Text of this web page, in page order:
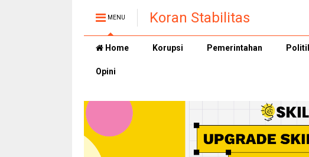
MENU Koran Stabilitas
Home Korupsi Pemerintahan
Opini